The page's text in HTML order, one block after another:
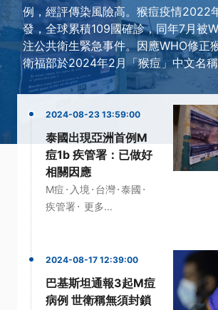
例，經評傳染風險高。猴痘疫情2022
發，全球累積109國確診，同年7月被
注公共衛生緊急事件。因應WHO修正
衛福部於2024年2月「猴痘」中文名
2024-08-23 13:59:00
泰國出現亞洲首例M
痘1b 疾管署：已做好
相關因應
M痘 · 入境 · 台灣·泰國 ·
疾管署 · 更多...
2024-08-17 12:39:00
巴基斯坦通報3起M痘
病例 世衛稱無須封鎖